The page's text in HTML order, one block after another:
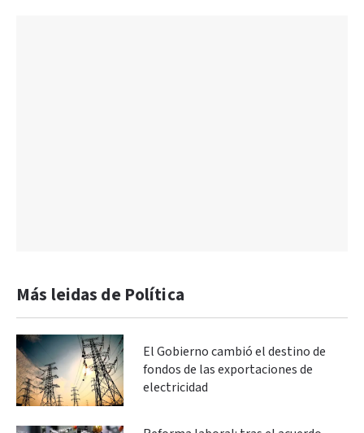
Más leidas de Política
El Gobierno cambió el destino de
fondos de las exportaciones de
electricidad